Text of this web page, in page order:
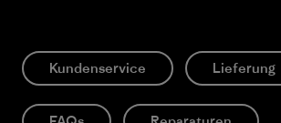
Kundenservice Lieferung